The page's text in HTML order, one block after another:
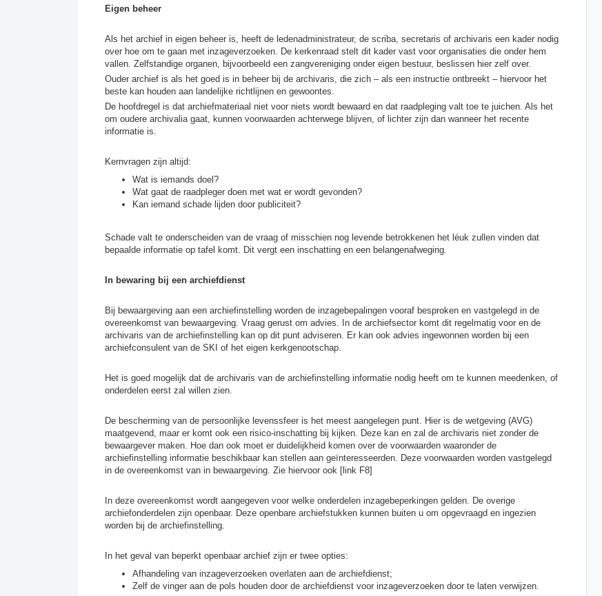
Eigen beheer
Als het archief in eigen beheer is, heeft de ledenadministrateur, de scriba, secretaris of archivaris een kader nodig
over hoe om te gaan met inzageverzoeken. De kerkenraad stelt dit kader vast voor organisaties die onder hem
vallen. Zelfstandige organen, bijvoorbeeld een zangvereniging onder eigen bestuur, beslissen hier zelf over.
Ouder archief is als het goed is in beheer bij de archivaris, die zich – als een instructie ontbreekt – hiervoor het
beste kan houden aan landelijke richtlijnen en gewoontes.
De hoofdregel is dat archiefmateriaal niet voor niets wordt bewaard en dat raadpleging valt toe te juichen. Als het
om oudere archivalia gaat, kunnen voorwaarden achterwege blijven, of lichter zijn dan wanneer het recente
informatie is.
Kernvragen zijn altijd:
Wat is iemands doel?
Wat gaat de raadpleger doen met wat er wordt gevonden?
Kan iemand schade lijden door publiciteit?
Schade valt te onderscheiden van de vraag of misschien nog levende betrokkenen het léuk zullen vinden dat
bepaalde informatie op tafel komt. Dit vergt een inschatting en een belangenafweging.
In bewaring bij een archiefdienst
Bij bewaargeving aan een archiefinstelling worden de inzagebepalingen vooraf besproken en vastgelegd in de
overeenkomst van bewaargeving. Vraag gerust om advies. In de archiefsector komt dit regelmatig voor en de
archivaris van de archiefinstelling kan op dit punt adviseren. Er kan ook advies ingewonnen worden bij een
archiefconsulent van de SKI of het eigen kerkgenootschap.
Het is goed mogelijk dat de archivaris van de archiefinstelling informatie nodig heeft om te kunnen meedenken, of
onderdelen eerst zal willen zien.
De bescherming van de persoonlijke levenssfeer is het meest aangelegen punt. Hier is de wetgeving (AVG)
maatgevend, maar er komt ook een risico-inschatting bij kijken. Deze kan en zal de archivaris niet zonder de
bewaargever maken. Hoe dan ook moet er duidelijkheid komen over de voorwaarden waaronder de
archiefinstelling informatie beschikbaar kan stellen aan geïnteresseerden. Deze voorwaarden worden vastgelegd
in de overeenkomst van in bewaargeving. Zie hiervoor ook [link F8]
In deze overeenkomst wordt aangegeven voor welke onderdelen inzagebeperkingen gelden. De overige
archiefonderdelen zijn openbaar. Deze openbare archiefstukken kunnen buiten u om opgevraagd en ingezien
worden bij de archiefinstelling.
In het geval van beperkt openbaar archief zijn er twee opties:
Afhandeling van inzageverzoeken overlaten aan de archiefdienst;
Zelf de vinger aan de pols houden door de archiefdienst voor inzageverzoeken door te laten verwijzen.